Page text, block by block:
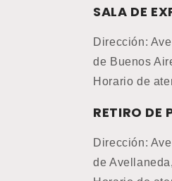
SALA DE
Dirección:
de Buenos
Horario de
RETIRO DE
Dirección:
de